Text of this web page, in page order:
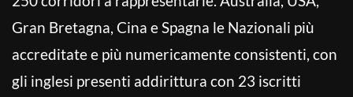
Gran Bretagna, Cina e Spagna le Nazionali più
accreditate e più numericamente consistenti, con
gli inglesi presenti addirittura con 23 iscritti